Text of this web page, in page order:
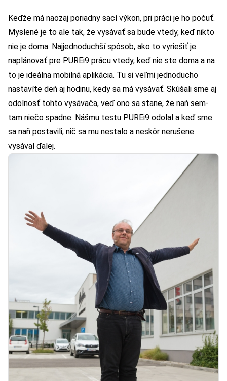
Keďže má naozaj poriadny sací výkon, pri práci je ho počuť.
Myslené je to ale tak, že vysávať sa bude vtedy, keď nikto
nie je doma. Najjednoduchší spôsob, ako to vyriešiť je
naplánovať pre PUREi9 prácu vtedy, keď nie ste doma a na
to je ideálna mobilná aplikácia. Tu si veľmi jednoducho
nastavíte deň aj hodinu, kedy sa má vysávať. Skúšali sme aj
odolnosť tohto vysávača, veď ono sa stane, že naň sem-
tam niečo spadne. Nášmu testu PUREi9 odolal a keď sme
sa naň postavili, nič sa mu nestalo a neskôr nerušene
vysával ďalej.